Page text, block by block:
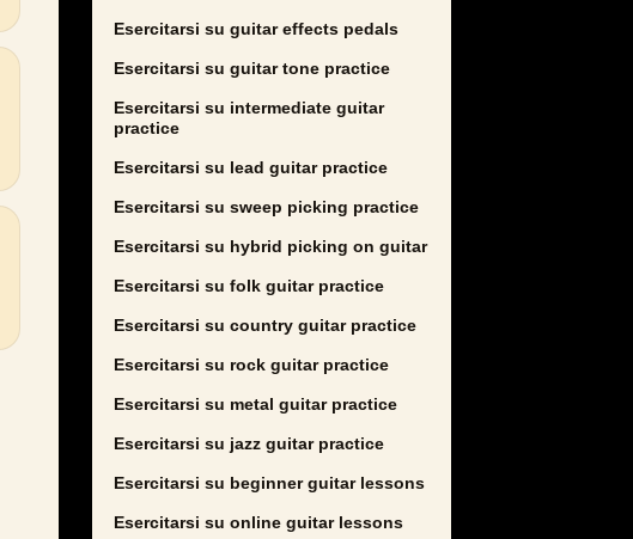
Esercitarsi su guitar effects pedals
Esercitarsi su guitar tone practice
Esercitarsi su intermediate guitar
practice
Esercitarsi su lead guitar practice
Esercitarsi su sweep picking practice
Esercitarsi su hybrid picking on guitar
Esercitarsi su folk guitar practice
Esercitarsi su country guitar practice
Esercitarsi su rock guitar practice
Esercitarsi su metal guitar practice
Esercitarsi su jazz guitar practice
Esercitarsi su beginner guitar lessons
Esercitarsi su online guitar lessons